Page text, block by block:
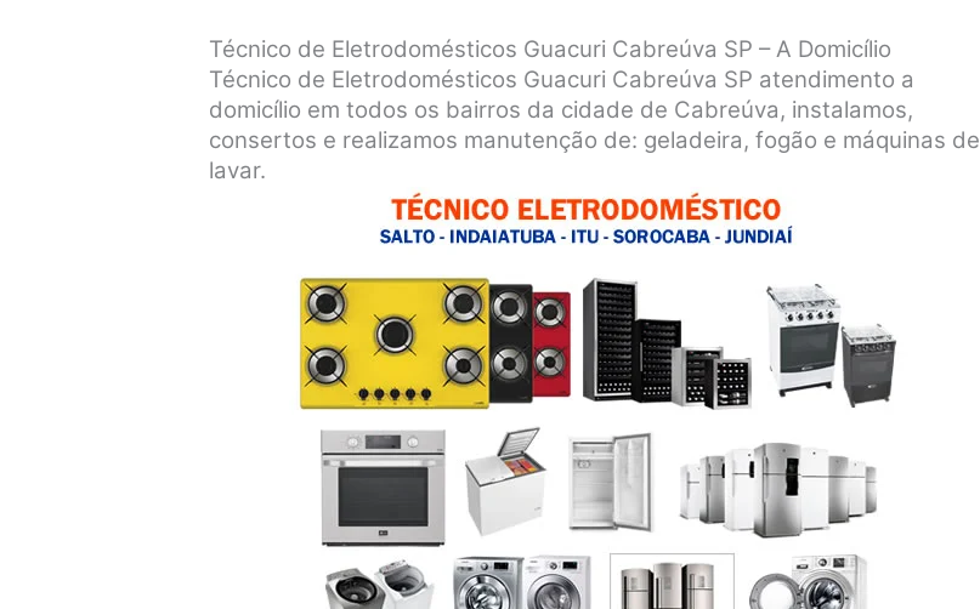
Técnico de Eletrodomésticos Guacuri Cabreúva SP – A Domicílio
Técnico de Eletrodomésticos Guacuri Cabreúva SP atendimento a
domicílio em todos os bairros da cidade de Cabreúva, instalamos,
consertos e realizamos manutenção de: geladeira, fogão e máquinas de
lavar.